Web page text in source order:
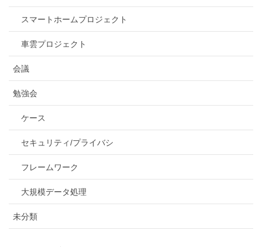
スマートホームプロジェクト
車雲プロジェクト
会議
勉強会
ケース
セキュリティ/プライバシ
フレームワーク
大規模データ処理
未分類